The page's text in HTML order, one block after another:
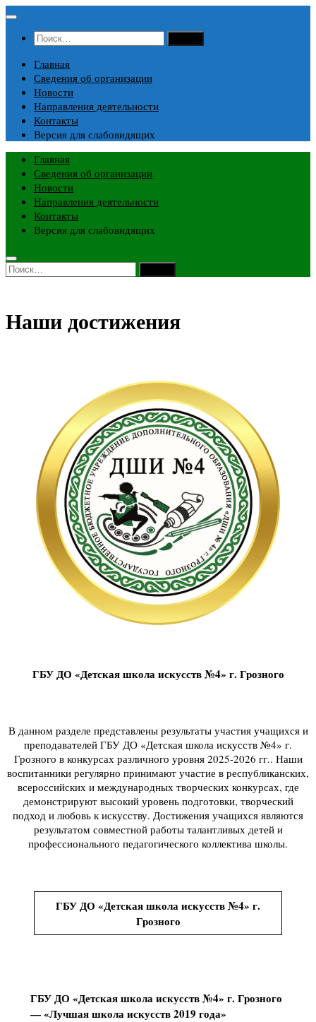
Перейти
содержимому
Найти:
Главная
Сведения об организации
Новости
Направления деятельности
Контакты
Версия для слабовидящих
Главная
Сведения об организации
Новости
Направления деятельности
Контакты
Версия для слабовидящих
Найти:
Наши достижения
ГБУ ДО «Детская школа искусств №4» г. Грозного
В данном разделе представлены результаты участия учащихся и
преподавателей ГБУ ДО «Детская школа искусств №4» г.
Грозного в конкурсах различного уровня 2025-2026 гг.. Наши
воспитанники регулярно принимают участие в республиканских,
всероссийских и международных творческих конкурсах, где
демонстрируют высокий уровень подготовки, творческий
подход и любовь к искусству. Достижения учащихся являются
результатом совместной работы талантливых детей и
профессионального педагогического коллектива школы.
ГБУ ДО «Детская школа искусств №4» г.
Грозного
ГБУ ДО «Детская школа искусств №4» г. Грозного
— «Лучшая школа искусств 2019 года»